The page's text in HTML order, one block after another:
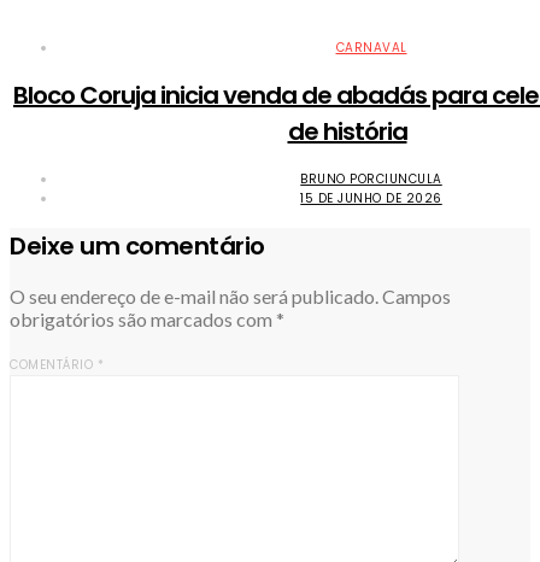
CARNAVAL
Bloco Coruja inicia venda de abadás para
de história
BRUNO PORCIUNCULA
15 DE JUNHO DE 2026
Deixe um comentário
O seu endereço de e-mail não será publicado.Campos
obrigatórios são marcados com *
COMENTÁRIO *